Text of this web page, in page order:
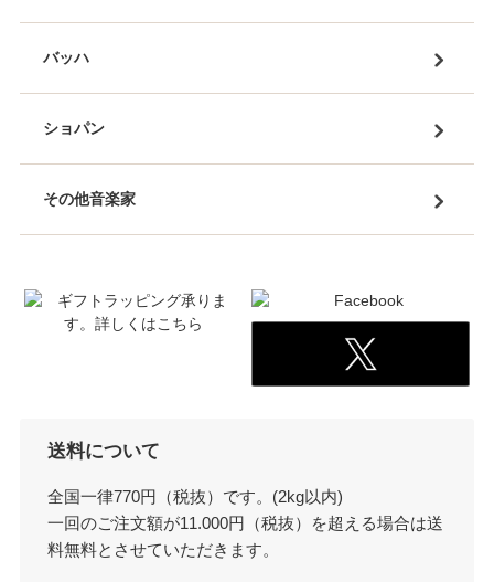
バッハ
ショパン
その他音楽家
送料について
全国一律770円（税抜）です。(2kg以内)
一回のご注文額が11.000円（税抜）を超える場合は送
料無料とさせていただきます。